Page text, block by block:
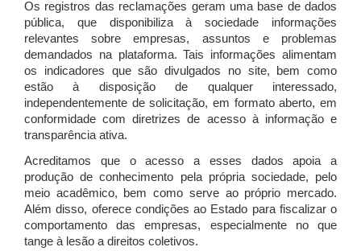
Os registros das reclamações geram uma base de dados
pública, que disponibiliza à sociedade informações
relevantes sobre empresas, assuntos e problemas
demandados na plataforma. Tais informações alimentam
os indicadores que são divulgados no site, bem como
estão à disposição de qualquer interessado,
independentemente de solicitação, em formato aberto, em
conformidade com diretrizes de acesso à informação e
transparência ativa.
Acreditamos que o acesso a esses dados apoia a
produção de conhecimento pela própria sociedade, pelo
meio acadêmico, bem como serve ao próprio mercado.
Além disso, oferece condições ao Estado para fiscalizar o
comportamento das empresas, especialmente no que
tange à lesão a direitos coletivos.